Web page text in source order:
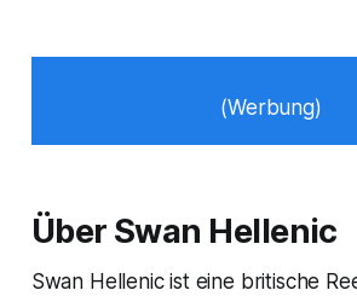
(Werbung)
Über Swan Hellenic
Swan Hellenic ist eine britische